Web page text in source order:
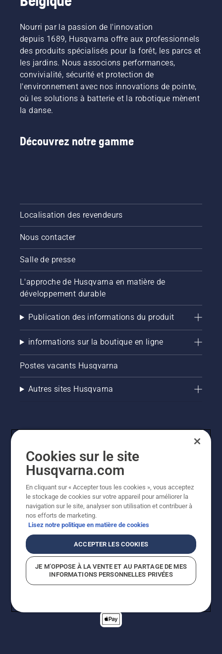
Nourri par la passion de l'innovation
depuis 1689, Husqvarna offre aux professionnels
des produits spécialisés pour la forêt, les parcs et
les jardins. Nous associons performances,
convivialité, sécurité et protection de
l'environnement avec nos innovations de pointe,
où les solutions à batterie et la robotique mènent
la danse.
Découvrez notre gamme
Localisation des revendeurs
Nous contacter
Salle de presse
L'approche de Husqvarna en matière de
développement durable
Publication des informations du produit
informations sur la boutique en ligne
Postes vacants Husqvarna
Autres sites Husqvarna
© Husqvarna AB (publ). Tous droits réservés. Les prix
indiqués sont des prix de vente conseillés. Tous les prix
indiqués sont des prix de vente recommandés (TVA
incluse), sauf si le produit est disponible pour un achat
direct.
Politique relative aux cookiesConditions d'utilisation
Cookies sur le site
Husqvarna.com
En cliquant sur « Accepter tous les cookies », vous acceptez
le stockage de cookies sur votre appareil pour améliorer la
navigation sur le site, analyser son utilisation et contribuer à
nos efforts de marketing.
Lisez notre politique en matière de cookies
ACCEPTER LES COOKIES
JE M’OPPOSE À LA VENTE ET AU PARTAGE DE MES
INFORMATIONS PERSONNELLES PRIVÉES